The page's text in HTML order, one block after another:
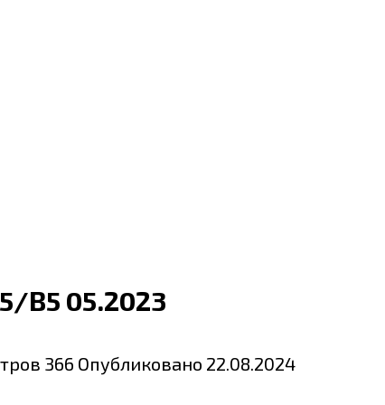
B5 05.2023
366 Опубликовано 22.08.2024